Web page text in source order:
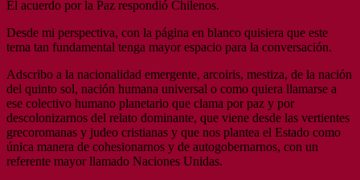
El acuerdo por la Paz respondió Chilenos.
Desde mi perspectiva, con la página en blanco quisiera que este
tema tan fundamental tenga mayor espacio para la conversación.
Adscribo a la nacionalidad emergente, arcoiris, mestiza, de la nación
del quinto sol, nación humana universal o como quiera llamarse a
ese colectivo humano planetario que clama por paz y por
descolonizarnos del relato dominante, que viene desde las vertientes
grecoromanas y judeo cristianas y que nos plantea el Estado como
única manera de cohesionarnos y de autogobernarnos, con un
referente mayor llamado Naciones Unidas.